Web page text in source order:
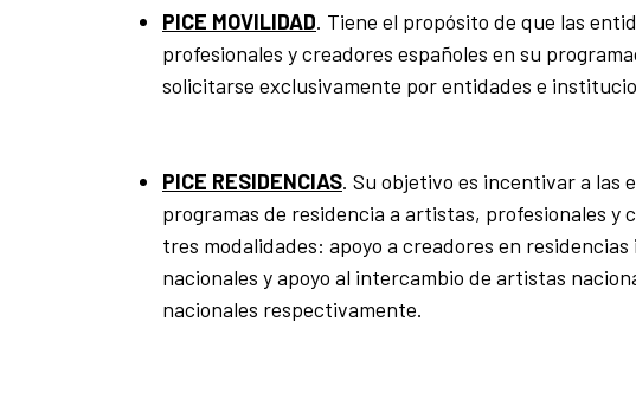
PICE MOVILIDAD. Tiene el propósito de que las
profesionales y creadores españoles en su
solicitarse exclusivamente por entidades e
PICE RESIDENCIAS. Su objetivo es incentivar a las
programas de residencia a artistas, profesionales y
tres modalidades: apoyo a creadores en
nacionales y apoyo al intercambio de artistas
nacionales respectivamente.